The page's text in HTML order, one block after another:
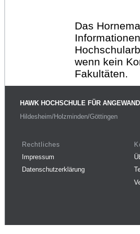
Das
wenn kein
Fakultäten.
HAWK HOCHSCHULE FÜR
Hildesheim/Holzminden/Göttingen
Rechtliches
Impressum
Datenschutzerklärung